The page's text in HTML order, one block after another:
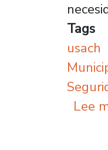
Tags
usach
Lee